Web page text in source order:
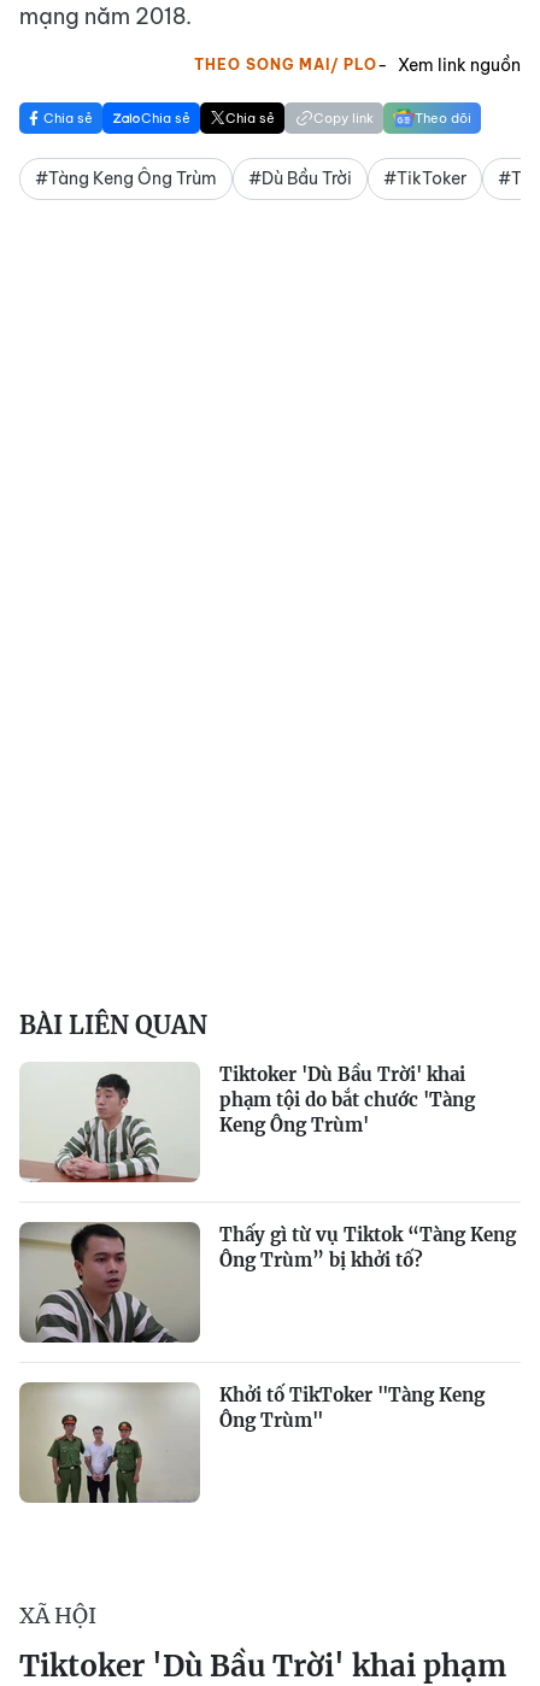
mạng năm 2018.
THEO SONG MAI/ PLO Xem link nguồn
Chia sẻ Chia sẻ Chia sẻ Copy link Theo dõi
#Tàng Keng Ông Trùm #Dù Bầu Trời #TikToker
BÀI LIÊN QUAN
Tiktoker 'Dù Bầu Trời' khai
phạm tội do bắt chước 'Tàng
Keng Ông Trùm'
Thấy gì từ vụ Tiktok “Tàng Keng
Ông Trùm” bị khởi tố?
Khởi tố TikToker "Tàng Keng
Ông Trùm"
XÃ HỘI
Tiktoker 'Dù Bầu Trời' khai phạm